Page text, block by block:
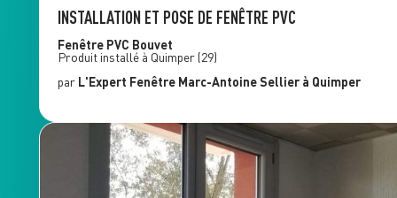
INSTALLATION ET POSE DE FENÊTRE PVC
Fenêtre PVC Bouvet
Produit installé à Quimper (29)
par L'Expert Fenêtre Marc-Antoine Sellier à Quimper